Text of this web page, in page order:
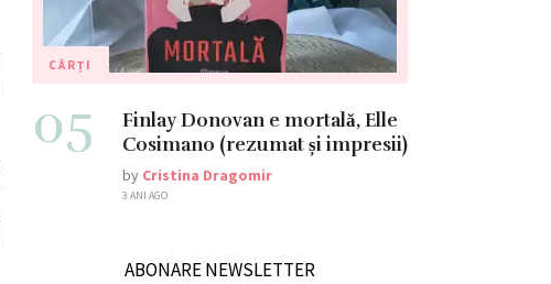
CĂRȚI
05
Finlay Donovan e mortală, Elle
Cosimano (rezumat și impresii)
by Cristina Dragomir
3 ANI AGO
ABONARE NEWSLETTER